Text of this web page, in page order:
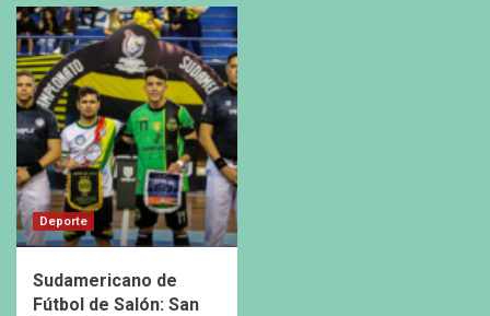
Deporte
Sudamericano de
Fútbol de Salón: San